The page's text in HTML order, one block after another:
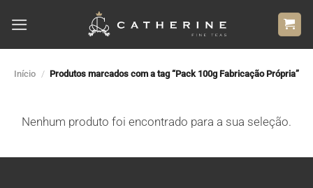
Início / Produtos marcados com a tag “Pack 100g Fabricação Própria”
Nenhum produto foi encontrado para a sua seleção.